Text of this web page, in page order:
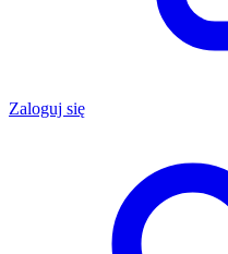
Zaloguj się